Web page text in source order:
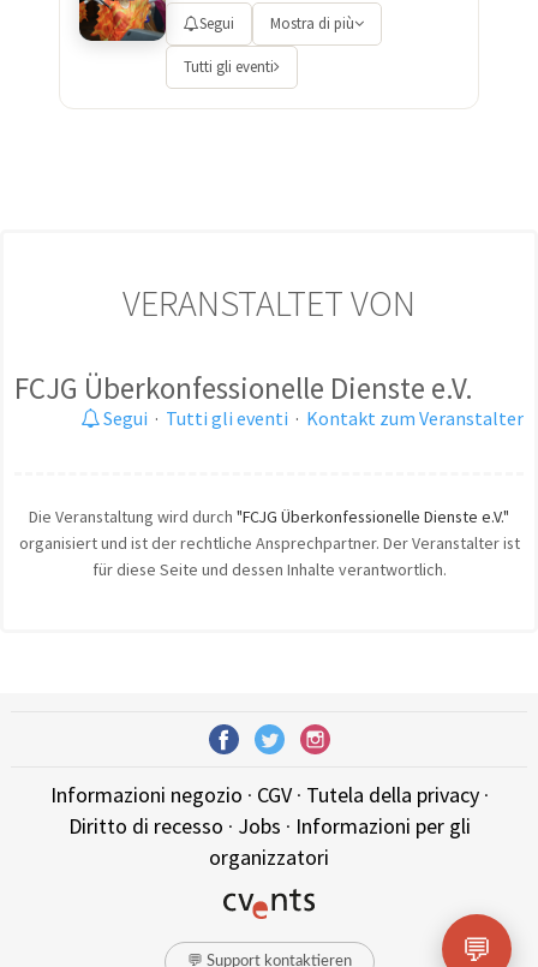
Segui Mostra di più
Tutti gli eventi
VERANSTALTET VON
FCJG Überkonfessionelle Dienste e.V.
Segui · Tutti gli eventi · Kontakt zum Veranstalter
Die Veranstaltung wird durch "FCJG Überkonfessionelle Dienste e.V."
organisiert und ist der rechtliche Ansprechpartner. Der Veranstalter ist
für diese Seite und dessen Inhalte verantwortlich.
Informazioni negozio · CGV· Tutela della privacy·
Diritto di recesso · Jobs · Informazioni per gli
organizzatori
💬 Support kontaktieren 💬